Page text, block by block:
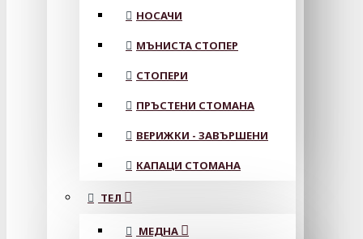
НОСАЧИ
МЪНИСТА СТОПЕР
СТОПЕРИ
ПРЪСТЕНИ СТОМАНА
ВЕРИЖКИ - ЗАВЪРШЕНИ
КАПАЦИ СТОМАНА
ТЕЛ
МЕДНА